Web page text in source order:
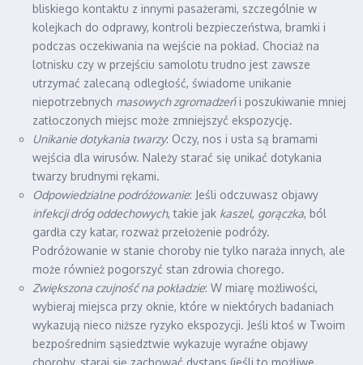
bliskiego kontaktu z innymi pasażerami, szczególnie w
kolejkach do odprawy, kontroli bezpieczeństwa, bramki i
podczas oczekiwania na wejście na pokład. Chociaż na
lotnisku czy w przejściu samolotu trudno jest zawsze
utrzymać zalecaną odległość, świadome unikanie
niepotrzebnych masowych zgromadzeńi poszukiwanie mniej
zatłoczonych miejsc może zmniejszyć ekspozycję.
Unikanie dotykania twarzy: Oczy, nos i usta są bramami
wejścia dla wirusów. Należy starać się unikać dotykania
twarzy brudnymi rękami.
Odpowiedzialne podróżowanie: Jeśli odczuwasz objawy
infekcji dróg oddechowych, takie jak kaszel, gorączka, ból
gardła czy katar, rozważ przełożenie podróży.
Podróżowanie w stanie choroby nie tylko naraża innych, ale
może również pogorszyć stan zdrowia chorego.
Zwiększona czujność na pokładzie: W miarę możliwości,
wybieraj miejsca przy oknie, które w niektórych badaniach
wykazują nieco niższe ryzyko ekspozycji. Jeśli ktoś w Twoim
bezpośrednim sąsiedztwie wykazuje wyraźne objawy
choroby, staraj się zachować dystans (jeśli to możliwe,